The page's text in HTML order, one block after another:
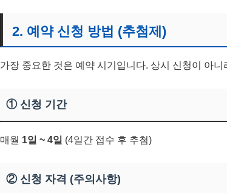
2. 예약 신청 방법 (추첨제)
가장 중요한 것은 예약 시기입니다. 상시 신청이 아니
① 신청 기간
매월 1일 ~ 4일 (4일간 접수 후 추첨)
② 신청 자격 (주의사항)